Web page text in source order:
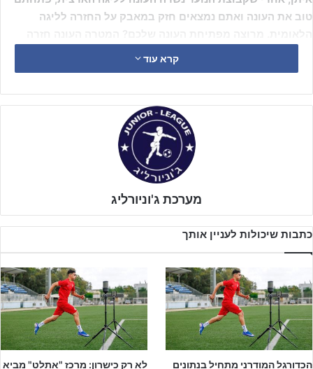
טוב את העונה ואתם נמצאים חזק במאבק על החזרה לליגה
"קודם כל המטרה הראשונה שלנו הייתה לחבר את הקבוצה ולגרום
ומנהל הקבוצהאבי ספקטוראנו עומדים במטרה הזאת.
קרא עוד
מערכת ג'וניורליג
כתבות שיכולות לעניין אותך
הכדורגל המודרני מתחיל בנתונים
לא רק כישרון: מרכז "אתלט" מביא